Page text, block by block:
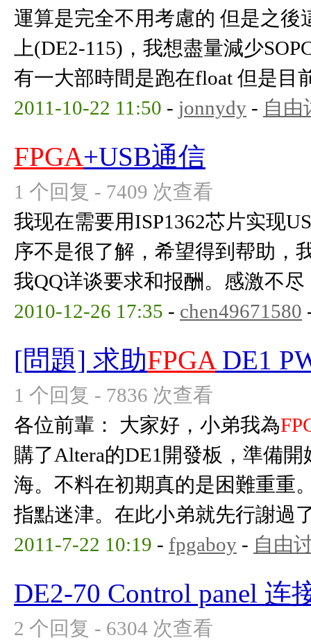
運算是完全不用考慮的 但是之後
上(DE2-115)，我想盡量減少
有一大部時間是跑在float 但是目
2011-10-22 11:50 - jonnydy - 自由
FPGA+USB通信
1 个回复 - 7409 次查看
我现在需要用ISP1362芯片实现
序不是很了解，希望得到帮助，
我QQ详谈要求和报酬。感激不尽
2010-12-26 17:35 - chen49671580
[問題] 求助FPGADE1
1 个回复 - 7836 次查看
各位前輩： 大家好，小弟我為
購了Altera的DE1開發板，準備開
海。不料在初期真的是困難重重
指點迷津。在此小弟就先行謝過
2011-7-22 10:19 - fpgaboy - 自由
DE2-70 Control panel 连
2 个回复 - 6304 次查看